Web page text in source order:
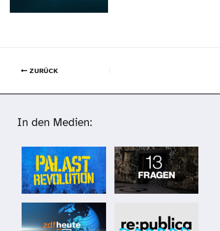
ZURÜCK
In den Medien: